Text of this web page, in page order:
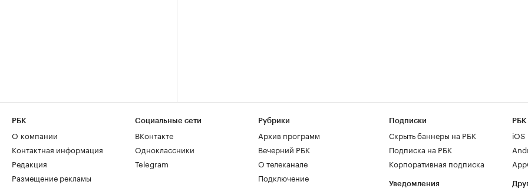
РБК
О компании
Контактная информация
Редакция
Размещение рекламы
Социальные сети
ВКонтакте
Одноклассники
Telegram
Рубрики
Архив программ
Вечерний РБК
О телеканале
Подключение
Подписки
Скрыть баннеры на РБК
Подписка на РБК
Корпоративная подписка
Уведомления
РБК
iOS